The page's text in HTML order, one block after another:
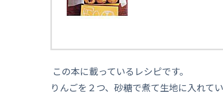
この本に載っているレシピです。
りんごを２つ、砂糖で煮て生地に入れてい